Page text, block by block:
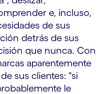
e, incluso,
de sus
detrás de sus
que nunca. Con
aparentemente
sus clientes: "si
le